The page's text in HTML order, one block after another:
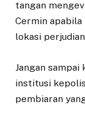
tangan
Cermin
lokasi
Jangan
institusi
pembiaran